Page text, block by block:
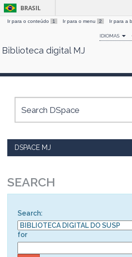
Skip
BRASIL
Ir para o conteúdo 1 Ir para o menu 2 Ir para a
IDIOMAS
Biblioteca digital MJ
DSPACE MJ
SEARCH
Search:
for